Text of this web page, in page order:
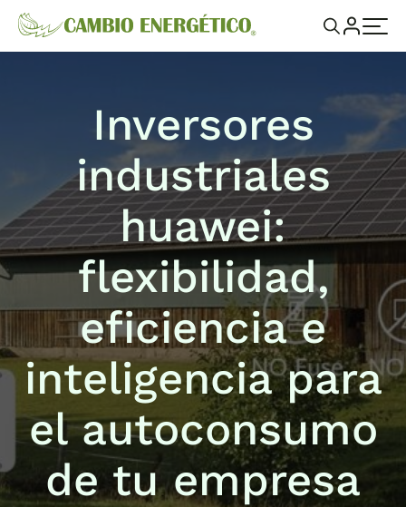
Inversores
industriales
huawei:
flexibilidad,
eficiencia e
inteligencia para
el autoconsumo
de tu empresa